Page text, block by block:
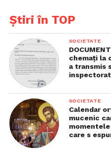
price, in the interest of
development, jobs and
added.
Furthermore, it remains
Central European states
interconnections towards
for Europe to continue to
sources and to increase
said.
Știri în TOP
SOCIETATE
chemaţi la
a transmis
SOCIETATE
Calendar
mucenic
care s